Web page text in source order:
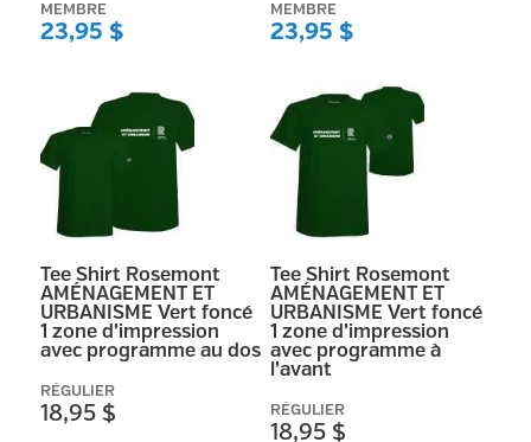
MEMBRE
23,95 $
MEMBRE
23,95 $
Tee Shirt Rosemont
AMÉNAGEMENT ET
URBANISME Vert foncé
1 zone d’impression
avec programme au dos
RÉGULIER
18,95 $
Tee Shirt Rosemont
AMÉNAGEMENT ET
URBANISME Vert foncé
1 zone d’impression
avec programme à
l’avant
RÉGULIER
18,95 $